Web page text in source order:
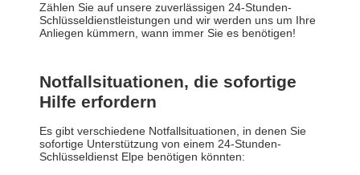
Zählen Sie auf unsere zuverlässigen 24-Stunden-
Schlüsseldienstleistungen und wir werden uns um Ihre
Anliegen kümmern, wann immer Sie es benötigen!
Notfallsituationen, die sofortige
Hilfe erfordern
Es gibt verschiedene Notfallsituationen, in denen Sie
sofortige Unterstützung von einem 24-Stunden-
Schlüsseldienst Elpe benötigen könnten: